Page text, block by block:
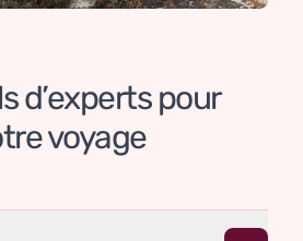
d’experts pour
voyage